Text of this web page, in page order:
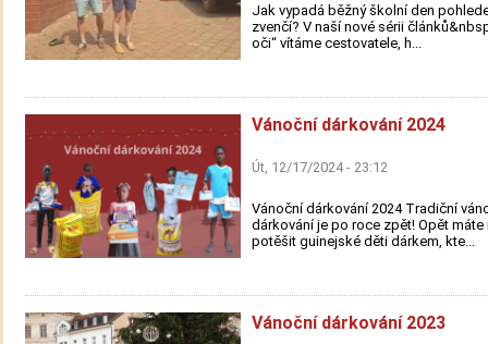
Jak vypadá běžný školní den
zvenčí? V naší nové sérii
oči“ vítáme cestovatele, h...
Vánoční dárkování 2024
Út, 12/17/2024 - 23:12
Vánoční dárkování 2024 Tradiční
dárkování je po roce zpět! Opět
potěšit guinejské děti dárkem, kte...
Vánoční dárkování 2023